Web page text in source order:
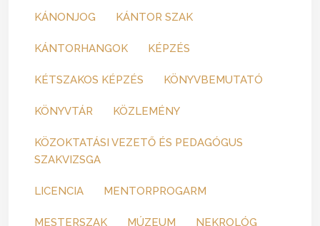
KÁNONJOG KÁNTOR SZAK
KÁNTORHANGOK KÉPZÉS
KÉTSZAKOS KÉPZÉS KÖNYVBEMUTATÓ
KÖNYVTÁR KÖZLEMÉNY
KÖZOKTATÁSI VEZETŐ ÉS PEDAGÓGUS
SZAKVIZSGA
LICENCIA MENTORPROGARM
MESTERSZAK MÚZEUM NEKROLÓG